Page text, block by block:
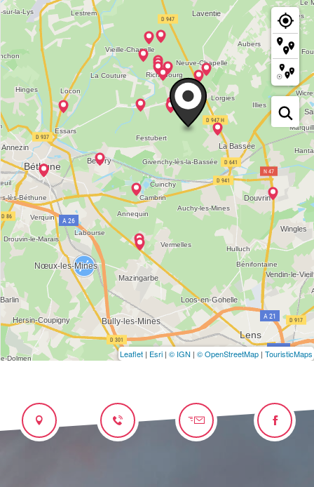
Leaflet | Esri | © IGN | © OpenStreetMap | TouristicMaps